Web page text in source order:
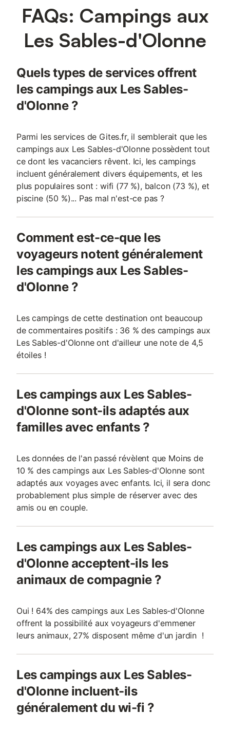
FAQs: Campings aux
Les Sables-d'Olonne
Quels types de services offrent
les campings aux Les Sables-
d'Olonne ?
Parmi les services de Gites.fr, il semblerait que les
campings aux Les Sables-d'Olonne possèdent tout
ce dont les vacanciers rêvent. Ici, les campings
incluent généralement divers équipements, et les
plus populaires sont : wifi (77 %), balcon (73 %), et
piscine (50 %)... Pas mal n'est-ce pas ?
Comment est-ce-que les
voyageurs notent généralement
les campings aux Les Sables-
d'Olonne ?
Les campings de cette destination ont beaucoup
de commentaires positifs : 36 % des campings aux
Les Sables-d'Olonne ont d'ailleur une note de 4,5
étoiles !
Les campings aux Les Sables-
d'Olonne sont-ils adaptés aux
familles avec enfants ?
Les données de l'an passé révèlent que Moins de
10 % des campings aux Les Sables-d'Olonne sont
adaptés aux voyages avec enfants. Ici, il sera donc
probablement plus simple de réserver avec des
amis ou en couple.
Les campings aux Les Sables-
d'Olonne acceptent-ils les
animaux de compagnie ?
Oui ! 64% des campings aux Les Sables-d'Olonne
offrent la possibilité aux voyageurs d'emmener
leurs animaux, 27% disposent même d'un jardin !
Les campings aux Les Sables-
d'Olonne incluent-ils
généralement du wi-fi ?